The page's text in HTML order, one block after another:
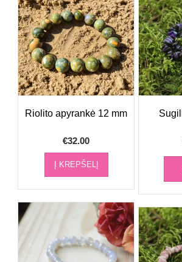
Riolito apyrankė 12 mm
€32.00
Į KREPŠELĮ